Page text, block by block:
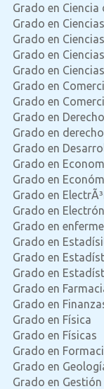
Grado en
Grado en
Grado en
Grado en
Grado en
Grado en
Grado en
Grado en Derecho
Grado en
Grado en
Grado en
Grado en
Grado en
Grado en
Grado en
Grado en
Grado en
Grado en
Grado en
Grado en
Grado en Física
Grado en Físicas
Grado en
Grado en
Grado en